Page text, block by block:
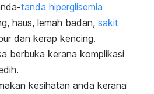
tanda hiperglisemia
haus, lemah badan, sakit
dan kerap kencing.
berbuka kerana komplikasi
kesihatan anda kerana